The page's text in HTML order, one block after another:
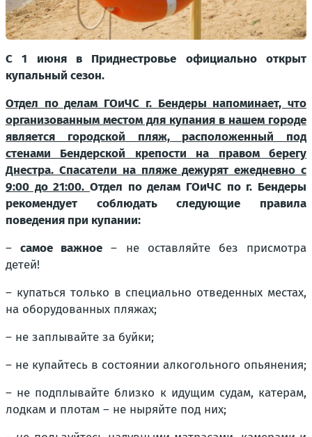
С 1 июня в Приднестровье официально открыт
купальный сезон.
Отдел по делам ГОиЧС г. Бендеры напоминает, что
организованным местом для купания в нашем городе
является городской пляж, расположенный под
стенами Бендерской крепости на правом берегу
Днестра. Спасатели на пляже дежурят ежедневно с
9:00 до 21:00. Отдел по делам ГОиЧС по г. Бендеры
рекомендует соблюдать следующие правила
поведения при купании:
–самое важное – не оставляйте без присмотра
детей!
– купаться только в специально отведенных местах,
на оборудованных пляжах;
– не заплывайте за буйки;
– не купайтесь в состоянии алкогольного опьянения;
– не подплывайте близко к идущим судам, катерам,
лодкам и плотам – не ныряйте под них;